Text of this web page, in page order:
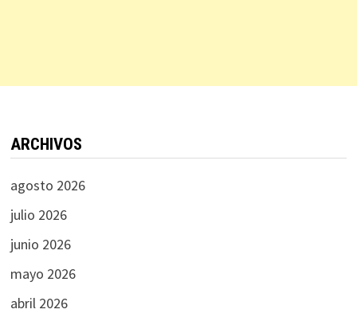
ARCHIVOS
agosto 2026
julio 2026
junio 2026
mayo 2026
abril 2026